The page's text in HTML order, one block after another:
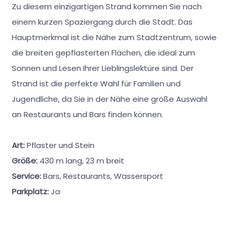
Zu diesem einzigartigen Strand kommen Sie nach
einem kurzen Spaziergang durch die Stadt. Das
Hauptmerkmal ist die Nähe zum Stadtzentrum, sowie
die breiten gepflasterten Flächen, die ideal zum
Sonnen und Lesen Ihrer Lieblingslektüre sind. Der
Strand ist die perfekte Wahl für Familien und
Jugendliche, da Sie in der Nähe eine große Auswahl
an Restaurants und Bars finden können.
Art:Pflaster und Stein
Größe: 430 m lang, 23 m breit
Service:Bars, Restaurants, Wassersport
Parkplatz:Ja